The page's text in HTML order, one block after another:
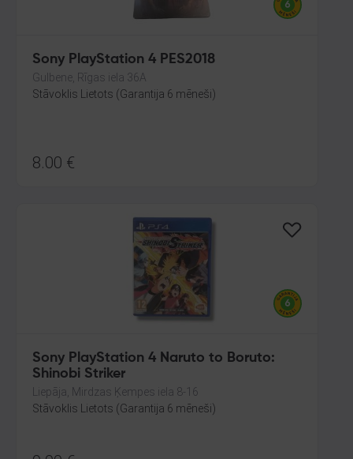
Sony PlayStation 4 PES2018
Gulbene, Rīgas iela 36A
Stāvoklis Lietots (Garantija 6 mēneši)
8.00 €
Sony PlayStation 4 Naruto to Boruto:
Shinobi Striker
Liepāja, Mirdzas Ķempes iela 8-16
Stāvoklis Lietots (Garantija 6 mēneši)